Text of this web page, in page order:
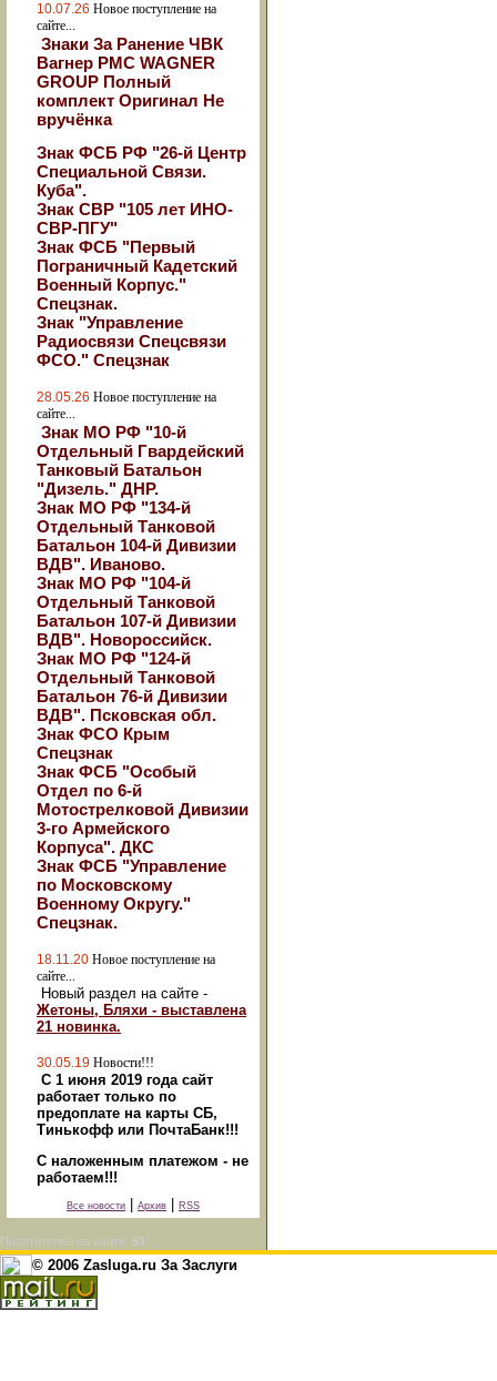
10.07.26 Новое поступление на
сайте...
Знаки За Ранение ЧВК
Вагнер РМС WAGNER
GROUP Полный
комплект Оригинал Не
вручёнка
Знак ФСБ РФ "26-й Центр
Специальной Связи.
Куба".
Знак СВР "105 лет ИНО-
СВР-ПГУ"
Знак ФСБ "Первый
Пограничный Кадетский
Военный Корпус."
Спецзнак.
Знак "Управление
Радиосвязи Спецсвязи
ФСО." Спецзнак
28.05.26 Новое поступление на
сайте...
Знак МО РФ "10-й
Отдельный Гвардейский
Танковый Батальон
"Дизель." ДНР.
Знак МО РФ "134-й
Отдельный Танковой
Батальон 104-й Дивизии
ВДВ". Иваново.
Знак МО РФ "104-й
Отдельный Танковой
Батальон 107-й Дивизии
ВДВ". Новороссийск.
Знак МО РФ "124-й
Отдельный Танковой
Батальон 76-й Дивизии
ВДВ". Псковская обл.
Знак ФСО Крым
Спецзнак
Знак ФСБ "Особый
Отдел по 6-й
Мотострелковой Дивизии
3-го Армейского
Корпуса". ДКС
Знак ФСБ "Управление
по Московскому
Военному Округу."
Спецзнак.
18.11.20 Новое поступление на
сайте...
Новый раздел на сайте -
Жетоны, Бляхи - выставлена
21 новинка.
30.05.19 Новости!!!
С 1 июня 2019 года сайт
работает только по
предоплате на карты СБ,
Тинькофф или ПочтаБанк!!!
С наложенным платежом - не
работаем!!!
Все новости Архив RSS
Посетителей на сайте: 51
© 2006 Zasluga.ru За Заслуги